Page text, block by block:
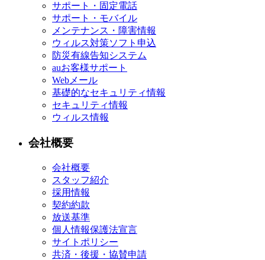
サポート・固定電話
サポート・モバイル
メンテナンス・障害情報
ウィルス対策ソフト申込
防災有線告知システム
auお客様サポート
Webメール
基礎的なセキュリティ情報
セキュリティ情報
ウィルス情報
会社概要
会社概要
スタッフ紹介
採用情報
契約約款
放送基準
個人情報保護法宣言
サイトポリシー
共済・後援・協賛申請